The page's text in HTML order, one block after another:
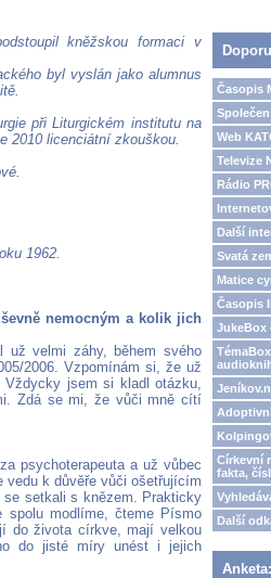
kněžskou formaci v
byl vyslán jako alumnus
při Liturgickém institutu na
2010 licenciátní zkouškou.
1962.
nemocným a kolik jich
velmi záhy, během svého
2006. Vzpomínám si, že už
Vždycky jsem si kladl otázku,
Zdá se mi, že vůči mně cítí
psychoterapeuta a už vůbec
k důvěře vůči ošetřujícím
se setkali s knězem. Prakticky
spolu modlíme, čteme Písmo
do života církve, mají velkou
do jisté míry unést i jejich
Časopis
Web
Televize
Rádio
Další
Svatá
Matice
Časopis
JukeBox
Církevní
fakta,
Další
Anketa: